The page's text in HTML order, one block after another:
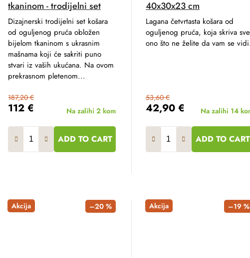
tkaninom - trodijelni set
112 €
187,20 €
Na zalihi 2 kom
ADD TO CART
Dizajnerski trodijelni set košara
od oguljenog pruća obložen
bijelom tkaninom s ukrasnim
mašnama koji će sakriti puno
stvari iz vaših ukućana. Na ovom
prekrasnom pletenom...
40x30x23 cm
42,90 €
53,60 €
Na zalihi 14
ADD TO CART
Lagana četvrtasta košara od
oguljenog pruća, koja skriva sve
ono što ne želite da vam se vidi.
Akcija –20 % Akcija –19 %